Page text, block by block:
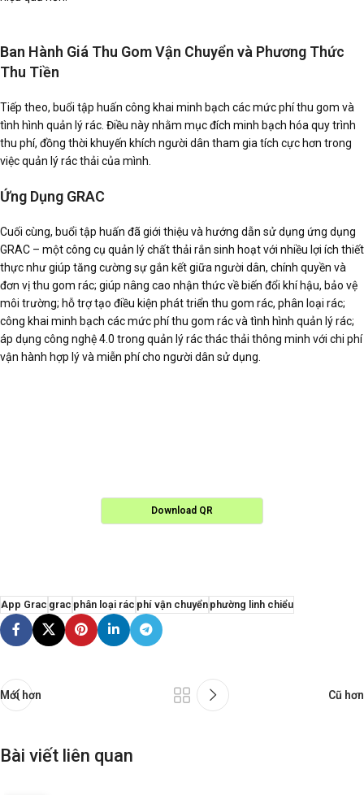
Ban Hành Giá Thu Gom Vận Chuyển và Phương Thức
Thu Tiền
Tiếp theo, buổi tập huấn công khai minh bạch các mức phí thu gom và
tình hình quản lý rác. Điều này nhằm mục đích minh bạch hóa quy trình
thu phí, đồng thời khuyến khích người dân tham gia tích cực hơn trong
việc quản lý rác thải của mình.
Ứng Dụng GRAC
Cuối cùng, buổi tập huấn đã giới thiệu và hướng dẫn sử dụng ứng dụng
GRAC – một công cụ quản lý chất thải rắn sinh hoạt với nhiều lợi ích thiết
thực như giúp tăng cường sự gắn kết giữa người dân, chính quyền và
đơn vị thu gom rác; giúp nâng cao nhận thức về biến đổi khí hậu, bảo vệ
môi trường; hỗ trợ tạo điều kiện phát triển thu gom rác, phân loại rác;
công khai minh bạch các mức phí thu gom rác và tình hình quản lý rác;
áp dụng công nghệ 4.0 trong quản lý rác thác thải thông minh với chi phí
vận hành hợp lý và miễn phí cho người dân sử dụng.
Download QR
App Grac grac phân loại rác phí vận chuyểnphường linh chiểu
Mới hơn Cũ hơn
Bài viết liên quan